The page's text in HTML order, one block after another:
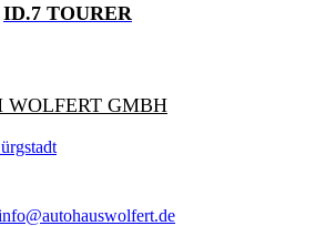
ID.7 TOURER
GMBH